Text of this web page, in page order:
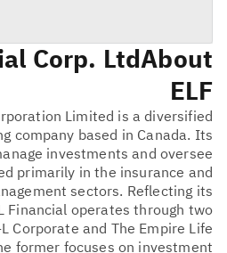
About
Corp. Ltd.
ELF
Limited is a diversified
company based in Canada. Its
investments and oversee
primarily in the insurance and
sectors. Reflecting its
Financial operates through two
Corporate and The Empire Life
former focuses on investment